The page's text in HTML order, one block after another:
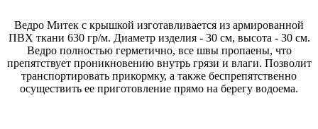
Ведро Митек с крышкой изготавливается из армированной
ПВХ ткани 630 гр/м. Диаметр изделия - 30 см, высота - 30 см.
Ведро полностью герметично, все швы пропаены, что
препятствует проникновению внутрь грязи и влаги. Позволит
транспортировать прикормку, а также беспрепятственно
осуществить ее приготовление прямо на берегу водоема.